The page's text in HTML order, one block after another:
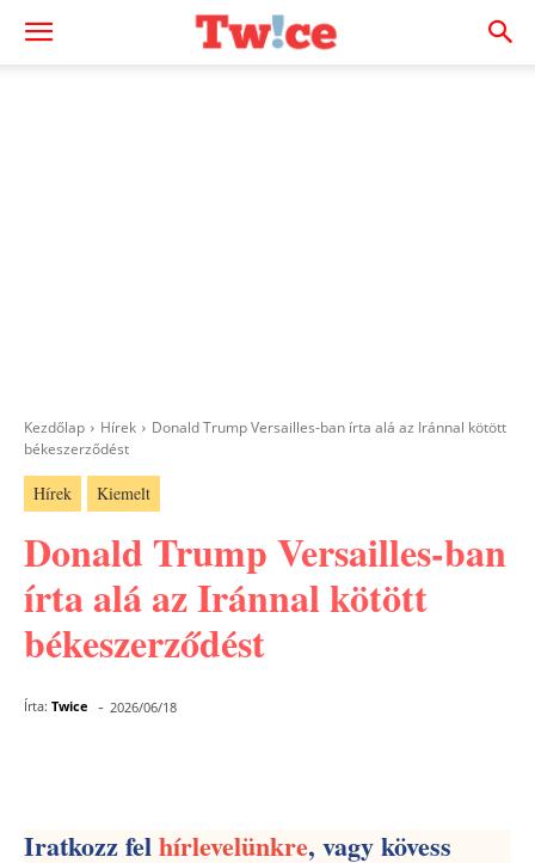
Kezdőlap Hírek
Donald Trump Versailles-ban írta alá az Iránnal kötött
békeszerződést
Hírek Kiemelt
Donald Trump Versailles-ban
írta alá az Iránnal kötött
békeszerződést
Írta: Twice - 2026/06/18
Iratkozz felhírlevelünkre, vagy kövess